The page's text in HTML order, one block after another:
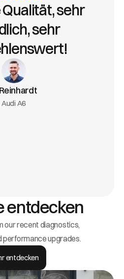
sehr
sehr
Audi A6
entdecken
our recent diagnostics,
performance upgrades.
entdecken